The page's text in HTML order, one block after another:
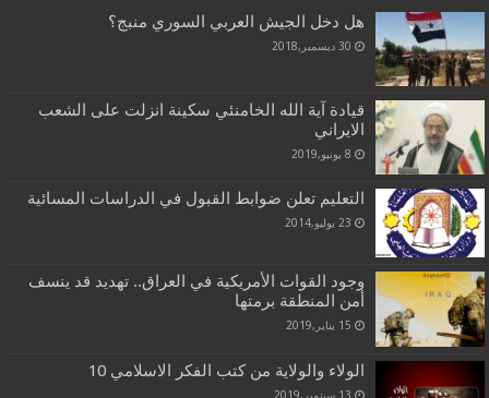
هل دخل الجيش العربي السوري منبج؟
30 ديسمبر,2018
قيادة آية الله الخامنئي سكينة انزلت على الشعب
الايراني
8 يونيو,2019
التعليم تعلن ضوابط القبول في الدراسات المسائية
23 يوليو,2014
وجود القوات الأمريكية في العراق.. تهديد قد ينسف
أمن المنطقة برمتها
15 يناير,2019
الولاء والولاية من كتب الفكر الاسلامي 10
13 سبتمبر,2019